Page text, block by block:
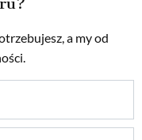
a my od